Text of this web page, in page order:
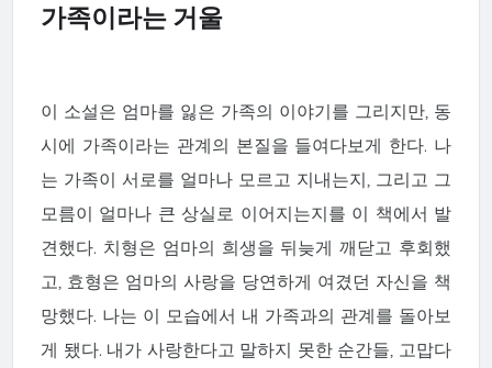
가족이라는 거울
이 소설은 엄마를 잃은 가족의 이야기를 그리지만, 동
시에 가족이라는 관계의 본질을 들여다보게 한다. 나
는 가족이 서로를 얼마나 모르고 지내는지, 그리고 그
모름이 얼마나 큰 상실로 이어지는지를 이 책에서 발
견했다. 치형은 엄마의 희생을 뒤늦게 깨닫고 후회했
고, 효형은 엄마의 사랑을 당연하게 여겼던 자신을 책
망했다. 나는 이 모습에서 내 가족과의 관계를 돌아보
게 됐다. 내가 사랑한다고 말하지 못한 순간들, 고맙다